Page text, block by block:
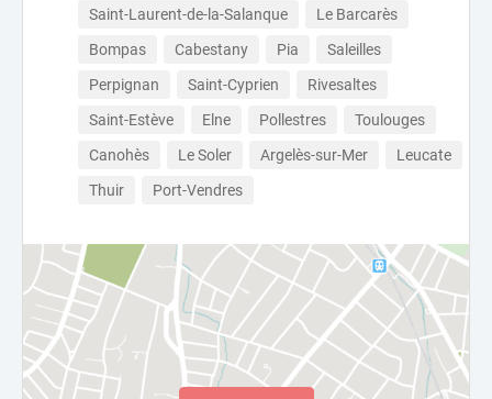
Saint-Laurent-de-la-Salanque
Le Barcarès
Bompas
Cabestany Pia
Saleilles
Perpignan
Saint-Cyprien
Rivesaltes
Saint-Estève
Elne Pollestres
Toulouges
Canohès
Le Soler Argelès-sur-Mer
Leucate
Thuir
Port-Vendres